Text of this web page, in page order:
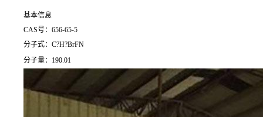
基本信息
CAS号：656-65-5
分子式：C?H?BrFN
分子量：190.01